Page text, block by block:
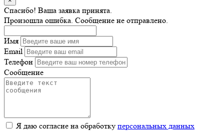
Спасибо! Ваша заявка принята.
Произошла ошибка. Сообщение не отправлено.
Имя
Email
Телефон
Сообщение
Я даю согласие на обработку персональных данных